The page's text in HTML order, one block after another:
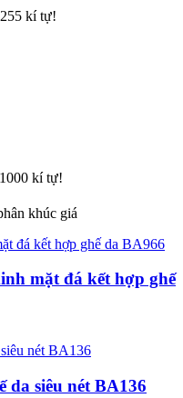
kí tự!
kí tự!
khúc giá
mặt đá kết hợp ghế
da siêu nét BA136